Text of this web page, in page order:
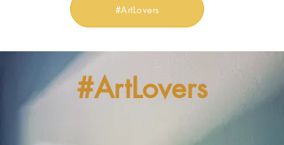
#ArtLovers
#ArtLovers